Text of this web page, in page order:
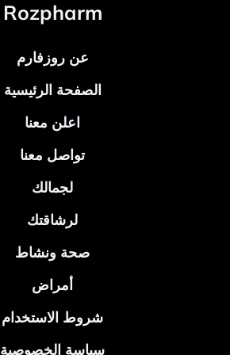
Rozpharm
عن روزفارم
الصفحة الرئيسية
اعلن معنا
تواصل معنا
لجمالك
لرشاقتك
صحة ونشاط
أمراض
شروط الاستخدام
سياسة الخصوصية